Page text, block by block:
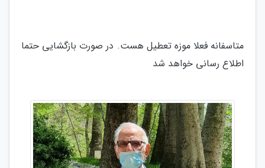
متاسفانه فعلا موزه تعطیل هست. در صورت بازگشایی حتما
اطلاع رسانی خواهد شد